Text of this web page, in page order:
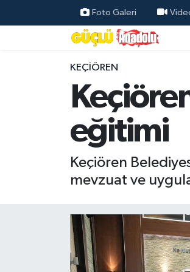
Foto Galeri
KEÇIÖREN
eğitimi
Keçiören
mevzuat ve
Özel Haber
Resmi İlanlar
Ekonomi
Gündem
Magazin